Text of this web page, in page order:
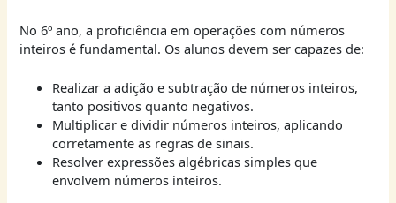
No 6º ano, a proficiência em operações com números
inteiros é fundamental. Os alunos devem ser capazes de:
Realizar a adição e subtração de números inteiros,
tanto positivos quanto negativos.
Multiplicar e dividir números inteiros, aplicando
corretamente as regras de sinais.
Resolver expressões algébricas simples que
envolvem números inteiros.